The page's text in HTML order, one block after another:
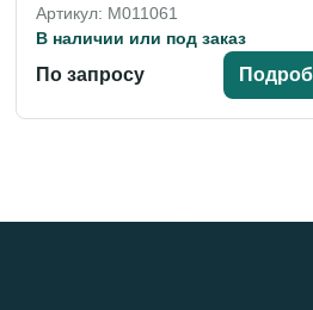
Артикул: M011061
В наличии или под заказ
По запросу